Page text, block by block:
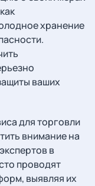
хранение
ваших
для торговли
внимание на
в
проводят
выявляя их